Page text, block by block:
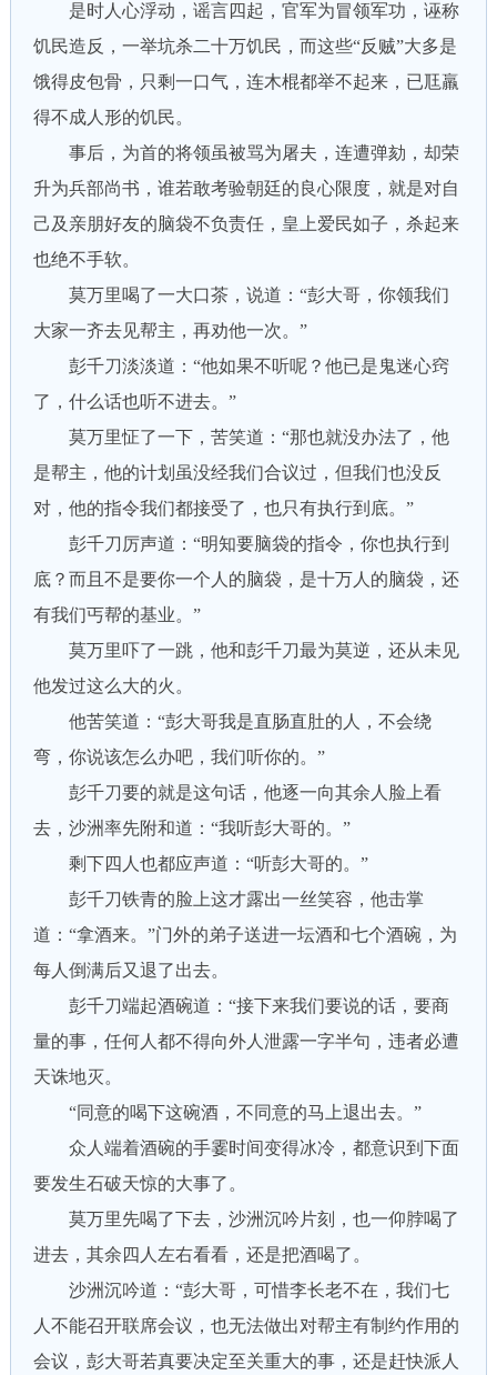
是时人心浮动，谣言四起，官军为冒领军功，诬称
饥民造反，一举坑杀二十万饥民，而这些“反贼”大多是
饿得皮包骨，只剩一口气，连木棍都举不起来，已尫羸
得不成人形的饥民。
事后，为首的将领虽被骂为屠夫，连遭弹劾，却荣
升为兵部尚书，谁若敢考验朝廷的良心限度，就是对自
己及亲朋好友的脑袋不负责任，皇上爱民如子，杀起来
也绝不手软。
莫万里喝了一大口茶，说道：“彭大哥，你领我们
大家一齐去见帮主，再劝他一次。”
彭千刀淡淡道：“他如果不听呢？他已是鬼迷心窍
了，什么话也听不进去。”
莫万里怔了一下，苦笑道：“那也就没办法了，他
是帮主，他的计划虽没经我们合议过，但我们也没反
对，他的指令我们都接受了，也只有执行到底。”
彭千刀厉声道：“明知要脑袋的指令，你也执行到
底？而且不是要你一个人的脑袋，是十万人的脑袋，还
有我们丐帮的基业。”
莫万里吓了一跳，他和彭千刀最为莫逆，还从未见
他发过这么大的火。
他苦笑道：“彭大哥我是直肠直肚的人，不会绕
弯，你说该怎么办吧，我们听你的。”
彭千刀要的就是这句话，他逐一向其余人脸上看
去，沙洲率先附和道：“我听彭大哥的。”
剩下四人也都应声道：“听彭大哥的。”
彭千刀铁青的脸上这才露出一丝笑容，他击掌
道：“拿酒来。”门外的弟子送进一坛酒和七个酒碗，为
每人倒满后又退了出去。
彭千刀端起酒碗道：“接下来我们要说的话，要商
量的事，任何人都不得向外人泄露一字半句，违者必遭
天诛地灭。
“同意的喝下这碗酒，不同意的马上退出去。”
众人端着酒碗的手霎时间变得冰冷，都意识到下面
要发生石破天惊的大事了。
莫万里先喝了下去，沙洲沉吟片刻，也一仰脖喝了
进去，其余四人左右看看，还是把酒喝了。
沙洲沉吟道：“彭大哥，可惜李长老不在，我们七
人不能召开联席会议，也无法做出对帮主有制约作用的
会议，彭大哥若真要决定至关重大的事，还是赶快派人